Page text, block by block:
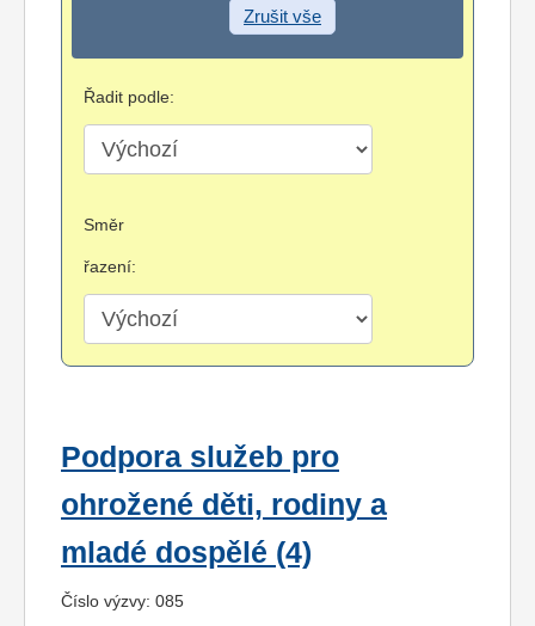
Zrušit vše
Řadit podle:
Směr
řazení:
Podpora služeb pro
ohrožené děti, rodiny a
mladé dospělé (4)
Číslo výzvy: 085